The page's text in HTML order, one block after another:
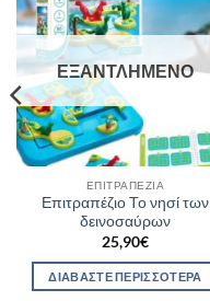
ΕΞΑΝΤΛΗΜΈΝΟ
ΕΠΙΤΡΑΠΈΖΙΑ
Επιτραπέζιο Το νησί των
δεινοσαύρων
25,90€
ΔΙΑΒΆΣΤΕ ΠΕΡΙΣΣΌΤΕΡΑ